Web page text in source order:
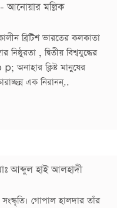
- আনোয়ার মল্লিক
ব্রিটিশ ভারতের কলকাতা
, দ্বিতীয় বিশ্বযুদ্ধের
অনাহার ক্লিষ্ট মানুষের
এক নিরানন্..
আব্দুল হাই আলহাদী
গোপাল হালদার তাঁর